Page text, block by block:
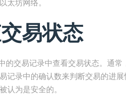
太坊网络。
易状态
的交易记录中查看交易状态。通
记录中的确认数来判断交易的进
认为是安全的。